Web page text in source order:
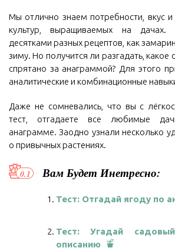
Мы отлично знаем потребности, вкус и
культур, выращиваемых на дачах.
десятками разных рецептов, как
зиму. Но получится ли разгадать, какое
спрятано за анаграммой? Для этого
аналитические и комбинационные
Даже не сомневались, что вы с
тест, отгадаете все любимые
анаграмме. Заодно узнали несколько
о привычных растениях.
Вам Будет Инетресно:
Тест: Отгадай ягоду по
Тест: Угадай
описанию